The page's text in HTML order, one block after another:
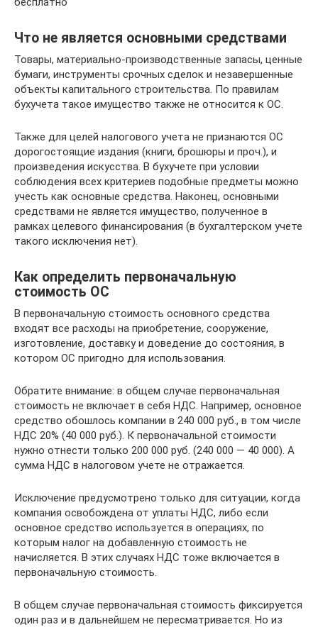
Что не является основными средствами
Товары, материально-производственные запасы, ценные
бумаги, инструменты срочных сделок и незавершенные
объекты капитального строительства. По правилам
бухучета такое имущество также не относится к ОС.
Также для целей налогового учета не признаются ОС
дорогостоящие издания (книги, брошюры и проч.), и
произведения искусства. В бухучете при условии
соблюдения всех критериев подобные предметы можно
учесть как основные средства. Наконец, основными
средствами не является имущество, полученное в
рамках целевого финансирования (в бухгалтерском учете
такого исключения нет).
Как определить первоначальную
стоимость ОС
В первоначальную стоимость основного средства
входят все расходы на приобретение, сооружение,
изготовление, доставку и доведение до состояния, в
котором ОС пригодно для использования.
Обратите внимание: в общем случае первоначальная
стоимость не включает в себя НДС. Например, основное
средство обошлось компании в 240 000 руб., в том числе
НДС 20% (40 000 руб.). К первоначальной стоимости
нужно отнести только 200 000 руб. (240 000 — 40 000). А
сумма НДС в налоговом учете не отражается.
Исключение предусмотрено только для ситуации, когда
компания освобождена от уплаты НДС, либо если
основное средство используется в операциях, по
которым налог на добавленную стоимость не
начисляется. В этих случаях НДС тоже включается в
первоначальную стоимость.
В общем случае первоначальная стоимость фиксируется
один раз и в дальнейшем не пересматривается. Но из